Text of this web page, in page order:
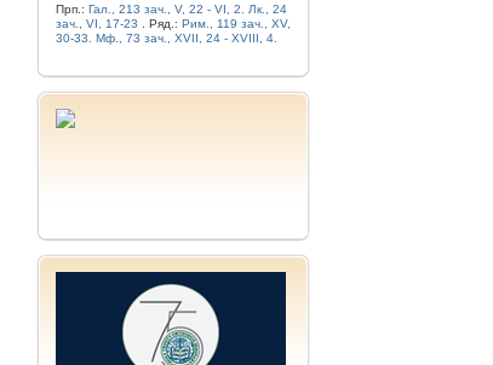
Прп.: Гал., 213 зач., V, 22 - VI, 2.
Лк., 24
зач., VI, 17-23
. Ряд.: Рим., 119 зач., XV,
30-33.
Мф., 73 зач., XVII, 24 - XVIII, 4.